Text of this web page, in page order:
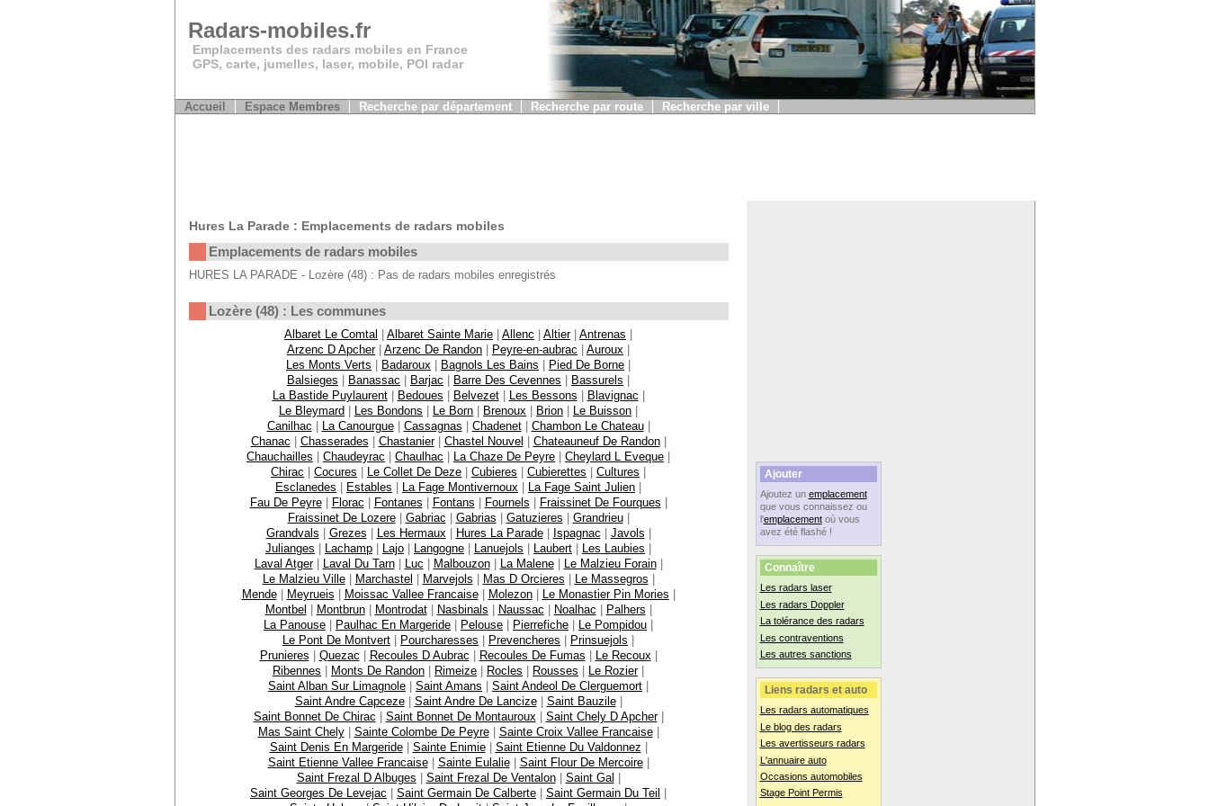
Radars-mobiles.fr
Emplacements des radars mobiles en France
GPS, carte, jumelles, laser, mobile, POI radar
Accueil Espace Membres Recherche par département Recherche par route Recherche par ville
Ajouter
Ajoutez un emplacement
que vous connaissez ou
l'emplacementoù vous
avez été flashé !
Connaître
Les radars laser
Les radars Doppler
La tolérance des radars
Les contraventions
Les autres sanctions
Liens radars et auto
Les radars automatiques
Le blog des radars
Les avertisseurs radars
L'annuaire auto
Occasions automobiles
Stage Point Permis
Hures La Parade : Emplacements de radars mobiles
Emplacements de radars mobiles
HURES LA PARADE - Lozère (48) : Pas de radars mobiles enregistrés
Lozère (48) : Les communes
Albaret Le Comtal | Albaret Sainte Marie | Allenc | Altier| Antrenas |
Arzenc D Apcher| Arzenc De Randon | Peyre-en-aubrac | Auroux |
Les Monts Verts | Badaroux | Bagnols Les Bains | Pied De Borne |
Balsieges | Banassac | Barjac | Barre Des Cevennes | Bassurels |
La Bastide Puylaurent| Bedoues | Belvezet| Les Bessons | Blavignac |
Le Bleymard | Les Bondons | Le Born | Brenoux | Brion | Le Buisson |
Canilhac | La Canourgue| Cassagnas | Chadenet| Chambon Le Chateau|
Chanac | Chasserades | Chastanier| Chastel Nouvel | Chateauneuf De Randon|
Chauchailles | Chaudeyrac | Chaulhac | La Chaze De Peyre | Cheylard L Eveque |
Chirac | Cocures | Le Collet De Deze | Cubieres | Cubierettes | Cultures |
Esclanedes | Estables | La Fage Montivernoux | La Fage Saint Julien |
Fau De Peyre| Florac | Fontanes | Fontans | Fournels | Fraissinet De Fourques |
Fraissinet De Lozere| Gabriac | Gabrias | Gatuzieres | Grandrieu|
Grandvals | Grezes | Les Hermaux | Hures La Parade| Ispagnac | Javols |
Julianges | Lachamp | Lajo | Langogne | Lanuejols | Laubert | Les Laubies |
Laval Atger| Laval Du Tarn| Luc | Malbouzon| La Malene| Le Malzieu Forain|
Le Malzieu Ville| Marchastel | Marvejols | Mas D Orcieres | Le Massegros |
Mende| Meyrueis | Moissac Vallee Francaise| Molezon| Le Monastier Pin Mories |
Montbel | Montbrun| Montrodat| Nasbinals | Naussac | Noalhac | Palhers |
La Panouse | Paulhac En Margeride | Pelouse | Pierrefiche | Le Pompidou |
Le Pont De Montvert | Pourcharesses | Prevencheres | Prinsuejols |
Prunieres | Quezac | Recoules D Aubrac | Recoules De Fumas | Le Recoux |
Ribennes | Monts De Randon | Rimeize | Rocles | Rousses | Le Rozier|
Saint Alban Sur Limagnole | Saint Amans | Saint Andeol De Clerguemort |
Saint Andre Capceze| Saint Andre De Lancize| Saint Bauzile|
Saint Bonnet De Chirac | Saint Bonnet De Montauroux | Saint Chely D Apcher|
Mas Saint Chely| Sainte Colombe De Peyre| Sainte Croix Vallee Francaise|
Saint Denis En Margeride| Sainte Enimie| Saint Etienne Du Valdonnez |
Saint Etienne Vallee Francaise| Sainte Eulalie| Saint Flour De Mercoire|
Saint Frezal D Albuges | Saint Frezal De Ventalon| Saint Gal |
Saint Georges De Levejac | Saint Germain De Calberte | Saint Germain Du Teil |